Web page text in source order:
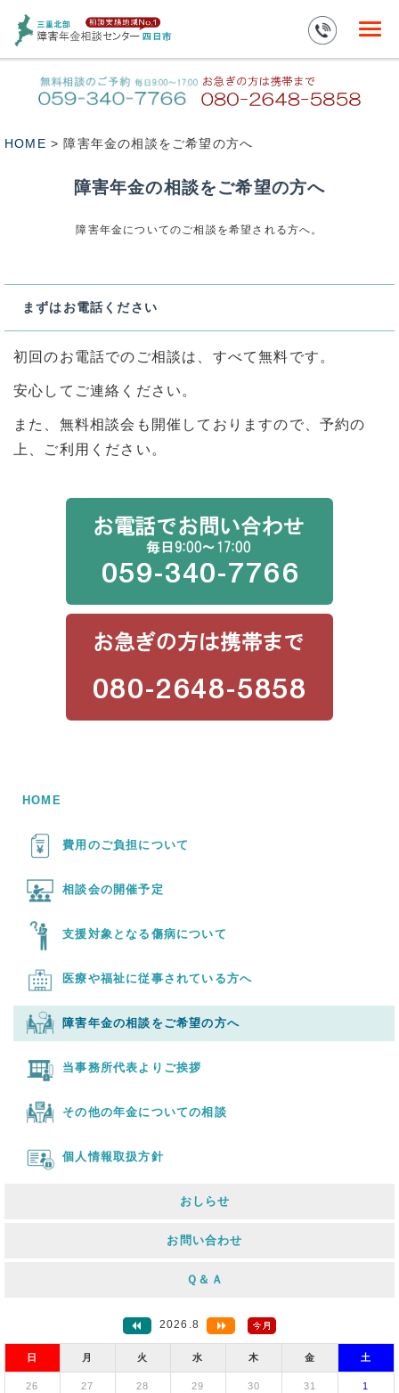
HOME > 障害年金の相談をご希望の方へ
障害年金の相談をご希望の方へ
障害年金についてのご相談を希望される方へ。
まずはお電話ください
初回のお電話でのご相談は、すべて無料です。
安心してご連絡ください。
また、無料相談会も開催しておりますので、予約の
上、ご利用ください。
HOME
費用のご負担について
相談会の開催予定
支援対象となる傷病について
医療や福祉に従事されている方へ
障害年金の相談をご希望の方へ
当事務所代表よりご挨拶
その他の年金についての相談
個人情報取扱方針
おしらせ
お問い合わせ
Ｑ＆Ａ
2026.8
日 月 火 水 木 金 土
26 27 28 29 30 31 1